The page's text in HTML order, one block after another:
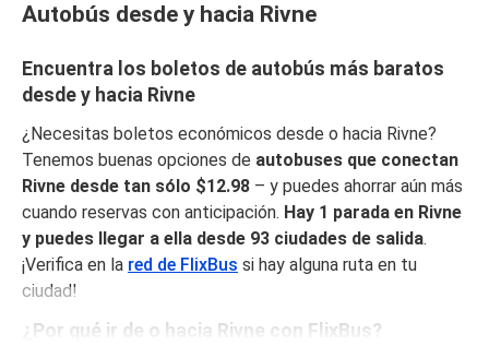
Autobús desde y hacia Rivne
Encuentra los boletos de autobús más baratos
desde y hacia Rivne
¿Necesitas boletos económicos desde o hacia Rivne?
Tenemos buenas opciones de autobuses que conectan
Rivne desde tan sólo $12.98 – y puedes ahorrar aún más
cuando reservas con anticipación. Hay 1 parada en Rivne
y puedes llegar a ella desde 93 ciudades de salida.
¡Verifica en la red de FlixBus si hay alguna ruta en tu
ciudad!
¿Por qué ir de o hacia Rivne con FlixBus?